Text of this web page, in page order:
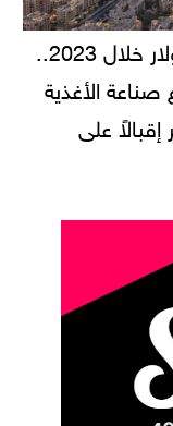
حجم استثمارات يصل لـ 94 مليار دولار خلال 2023..
الأغذية
على